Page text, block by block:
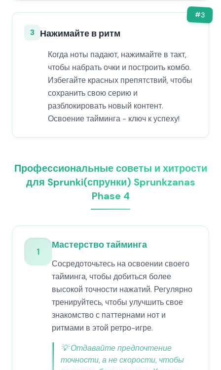
#3
3 Нажимайте в ритм
Когда ноты падают, нажимайте в такт,
чтобы набрать очки и построить комбо.
Избегайте красных препятствий, чтобы
сохранить свою серию и
разблокировать новый контент.
Освоение тайминга - ключ к успеху!
Профессиональные советы и хитрости
для Sprunki(спрунки) Sprunkzanas
Phase 4
1
Мастерство тайминга
Сосредоточьтесь на освоении своего
тайминга, чтобы добиться более
высокой точности нажатий. Регулярно
тренируйтесь, чтобы улучшить свое
знакомство с паттернами нот и
ритмами в этой ретро-игре.
💡Отдавайте предпочтение
точности, а не скорости, чтобы